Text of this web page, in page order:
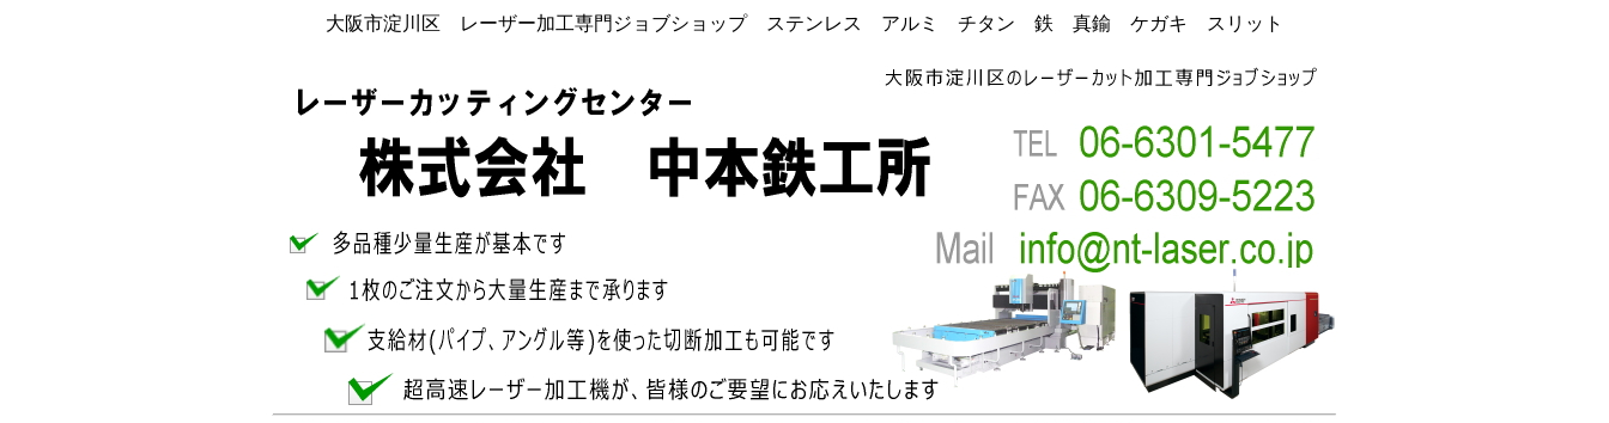
大阪市淀川区 レーザー加工専門ジョブショップ ステンレス アルミ チタン 鉄 真鍮 ケガキ スリット